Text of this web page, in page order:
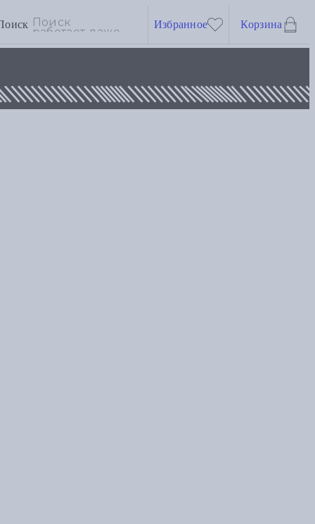
Избранное Корзина